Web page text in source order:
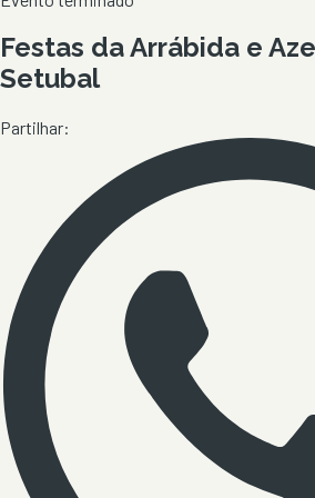
Festas da Arrábida e
Setubal
Partilhar: